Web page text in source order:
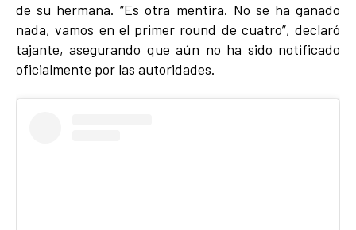
de su hermana. “Es otra mentira. No se ha ganado
nada, vamos en el primer round de cuatro”, declaró
tajante, asegurando que aún no ha sido notificado
oficialmente por las autoridades.